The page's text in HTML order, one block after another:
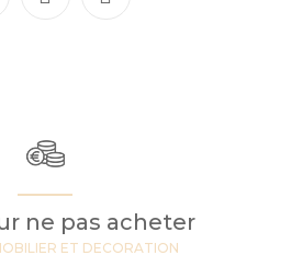
ne pas acheter
ET DECORATION